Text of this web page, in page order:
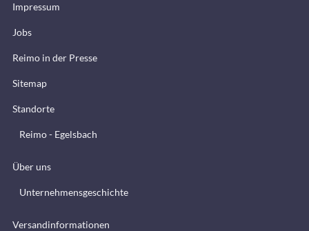
Impressum
Jobs
Reimo in der Presse
Sitemap
Standorte
Reimo - Egelsbach
Über uns
Unternehmensgeschichte
Versandinformationen